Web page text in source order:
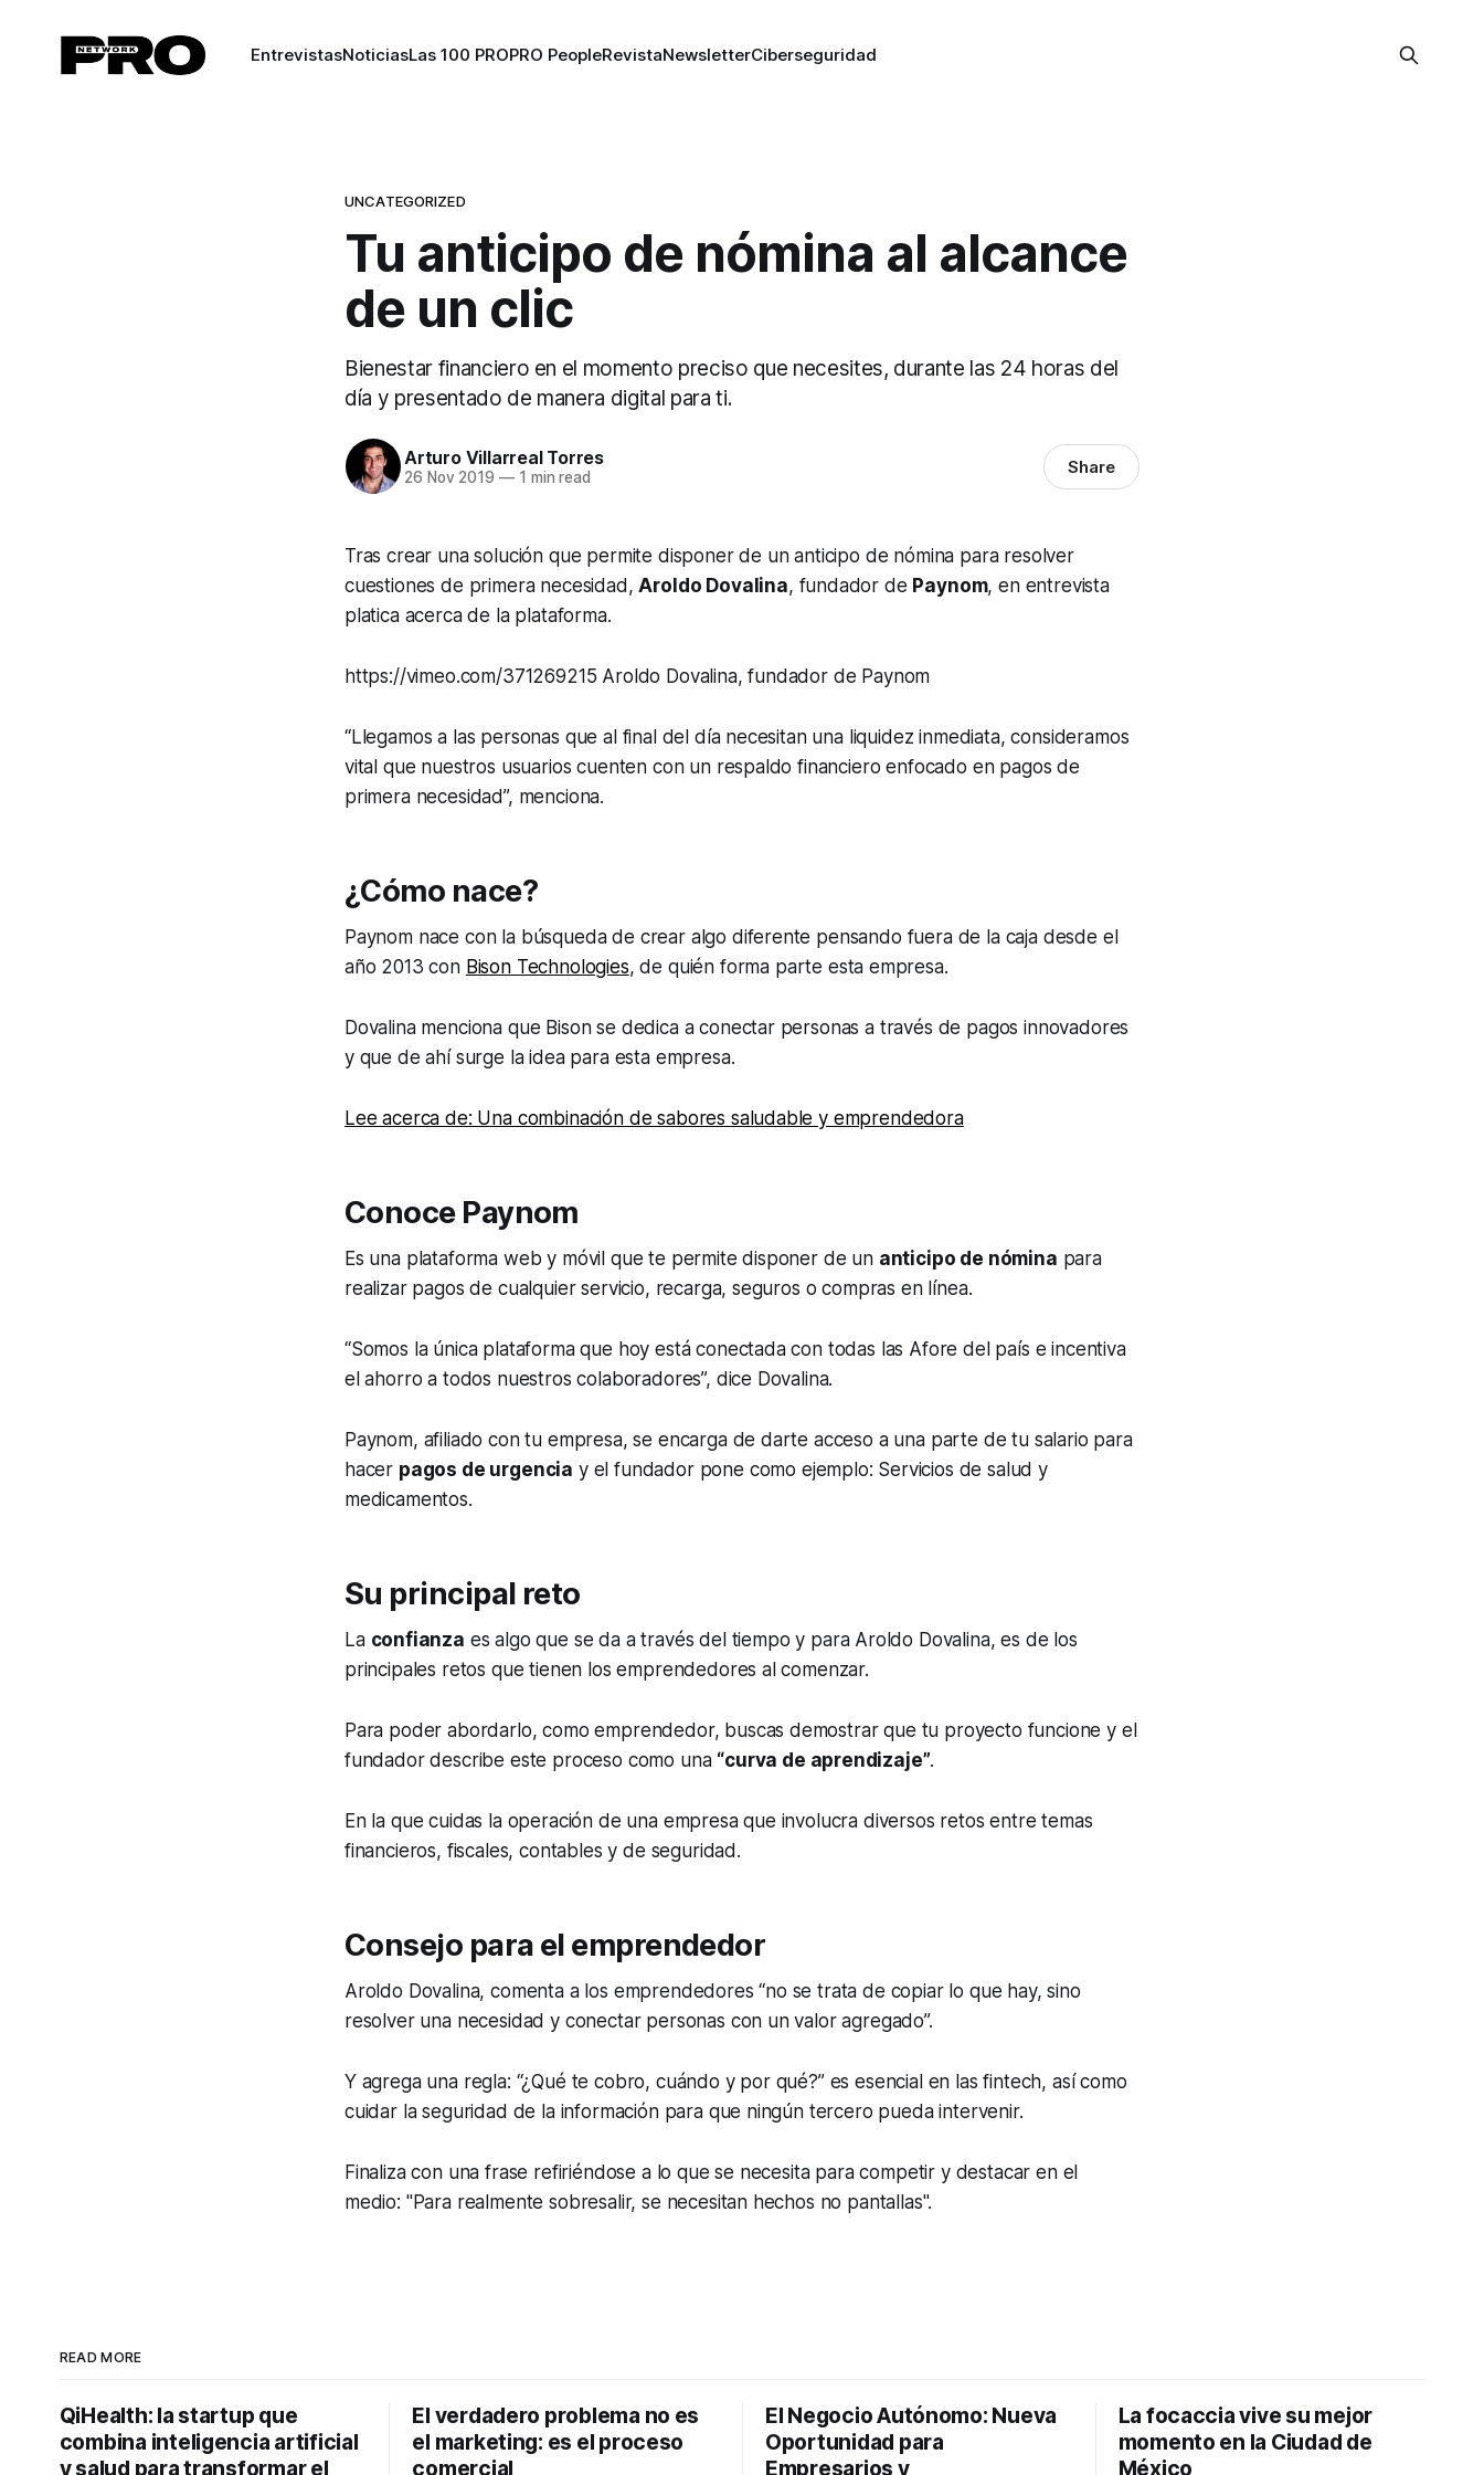
EntrevistasNoticiasLas 100 PROPRO PeopleRevistaNewsletterCiberseguridad
UNCATEGORIZED
Tu anticipo de nómina al alcance
de un clic
Bienestar financiero en el momento preciso que necesites, durante las 24 horas del
día y presentado de manera digital para ti.
Arturo Villarreal Torres
26 Nov 2019 —1 min read Share
Tras crear una solución que permite disponer de un anticipo de nómina para resolver
cuestiones de primera necesidad,Aroldo Dovalina, fundador de Paynom, en entrevista
platica acerca de la plataforma.
https://vimeo.com/371269215 Aroldo Dovalina, fundador de Paynom
“Llegamos a las personas que al final del día necesitan una liquidez inmediata, consideramos
vital que nuestros usuarios cuenten con un respaldo financiero enfocado en pagos de
primera necesidad”, menciona.
¿Cómo nace?
Paynom nace con la búsqueda de crear algo diferente pensando fuera de la caja desde el
año 2013 con Bison Technologies, de quién forma parte esta empresa.
Dovalina menciona que Bison se dedica a conectar personas a través de pagos innovadores
y que de ahí surge la idea para esta empresa.
Lee acerca de: Una combinación de sabores saludable y emprendedora
Conoce Paynom
Es una plataforma web y móvil que te permite disponer de un anticipo de nómina para
realizar pagos de cualquier servicio, recarga, seguros o compras en línea.
“Somos la única plataforma que hoy está conectada con todas las Afore del país e incentiva
el ahorro a todos nuestros colaboradores”, dice Dovalina.
Paynom, afiliado con tu empresa, se encarga de darte acceso a una parte de tu salario para
hacer pagos de urgencia y el fundador pone como ejemplo: Servicios de salud y
medicamentos.
Su principal reto
La confianza es algo que se da a través del tiempo y para Aroldo Dovalina, es de los
principales retos que tienen los emprendedores al comenzar.
Para poder abordarlo, como emprendedor, buscas demostrar que tu proyecto funcione y el
fundador describe este proceso como una “curva de aprendizaje”.
En la que cuidas la operación de una empresa que involucra diversos retos entre temas
financieros, fiscales, contables y de seguridad.
Consejo para el emprendedor
Aroldo Dovalina, comenta a los emprendedores “no se trata de copiar lo que hay, sino
resolver una necesidad y conectar personas con un valor agregado”.
Y agrega una regla: “¿Qué te cobro, cuándo y por qué?” es esencial en lasfintech, así como
cuidar la seguridad de la información para que ningún tercero pueda intervenir.
Finaliza con una frase refiriéndose a lo que se necesita para competir y destacar en el
medio: "Para realmente sobresalir, se necesitan hechos no pantallas".
READ MORE
QiHealth: la startup que
combina inteligencia artificial
y salud para transformar el
El verdadero problema no es
el marketing: es el proceso
comercial
El Negocio Autónomo: Nueva
Oportunidad para
Empresarios y
La focaccia vive su mejor
momento en la Ciudad de
México